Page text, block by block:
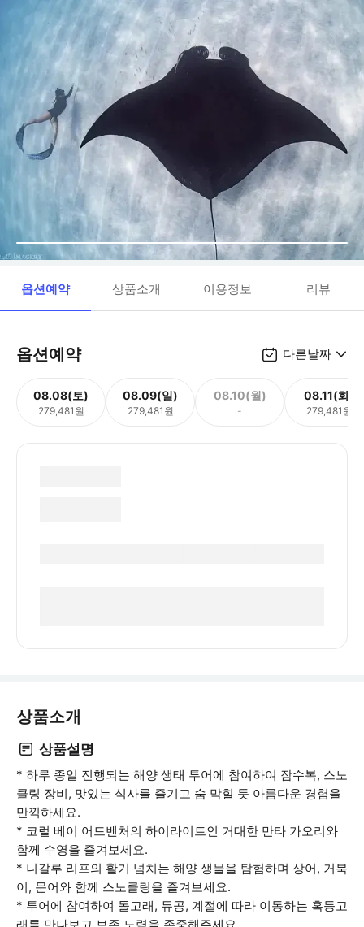
옵션예약 상품소개 이용정보 리뷰
옵션예약 다른날짜
08.08(토)
279,481원
08.09(일)
279,481원
08.10(월)
-
08.11(화)
279,481원
상품소개
상품설명
* 하루 종일 진행되는 해양 생태 투어에 참여하여 잠수복, 스노
클링 장비, 맛있는 식사를 즐기고 숨 막힐 듯 아름다운 경험을
만끽하세요.
* 코럴 베이 어드벤처의 하이라이트인 거대한 만타 가오리와
함께 수영을 즐겨보세요.
* 니갈루 리프의 활기 넘치는 해양 생물을 탐험하며 상어, 거북
이, 문어와 함께 스노클링을 즐겨보세요.
* 투어에 참여하여 돌고래, 듀공, 계절에 따라 이동하는 혹등고